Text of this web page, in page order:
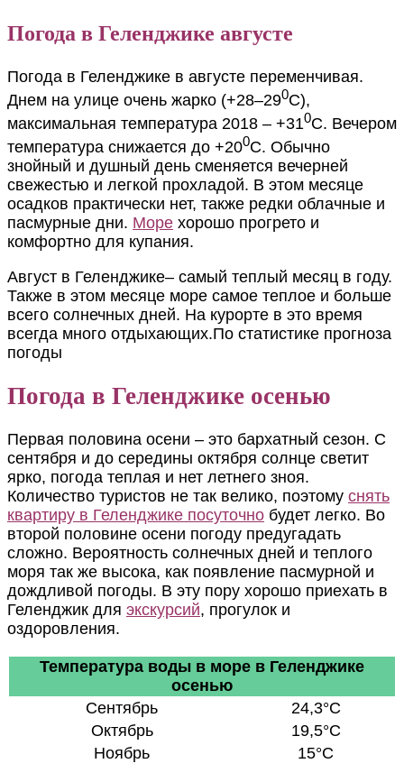
Погода в Геленджике августе
Погода в Геленджике в августе переменчивая.
Днем на улице очень жарко (+28–290С),
максимальная температура 2018 – +310С. Вечером
температура снижается до +200С. Обычно
знойный и душный день сменяется вечерней
свежестью и легкой прохладой. В этом месяце
осадков практически нет, также редки облачные и
пасмурные дни. Море хорошо прогрето и
комфортно для купания.
Август в Геленджике– самый теплый месяц в году.
Также в этом месяце море самое теплое и больше
всего солнечных дней. На курорте в это время
всегда много отдыхающих.По статистике прогноза
погоды
Погода в Геленджике осенью
Первая половина осени – это бархатный сезон. С
сентября и до середины октября солнце светит
ярко, погода теплая и нет летнего зноя.
Количество туристов не так велико, поэтому снять
квартиру в Геленджике посуточно будет легко. Во
второй половине осени погоду предугадать
сложно. Вероятность солнечных дней и теплого
моря так же высока, как появление пасмурной и
дождливой погоды. В эту пору хорошо приехать в
Геленджик для экскурсий, прогулок и
оздоровления.
Температура воды в море в Геленджике
осенью
Сентябрь
24,3°C
Октябрь
19,5°C
Ноябрь
15°C